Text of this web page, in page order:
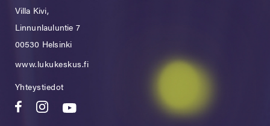
Villa Kivi,
Linnunlauluntie 7
00530 Helsinki
www.lukukeskus.fi
Yhteystiedot